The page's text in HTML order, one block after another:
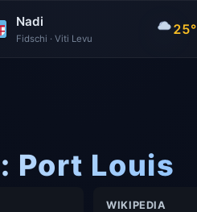
Nadi
Fidschi · Viti Levu
25°
Port Louis
WIKIPEDIA